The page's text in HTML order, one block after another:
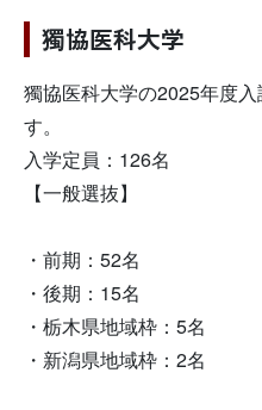
獨協医科大学
獨協医科大学の2025年度
す。
入学定員：126名
【一般選抜】
・前期：52名
・後期：15名
・栃木県地域枠：5名
・新潟県地域枠：2名